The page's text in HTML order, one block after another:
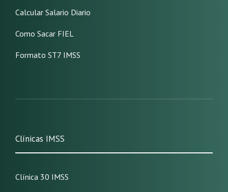
Calcular Salario Diario
Como Sacar FIEL
Formato ST7 IMSS
Clínicas IMSS
Clínica 30 IMSS